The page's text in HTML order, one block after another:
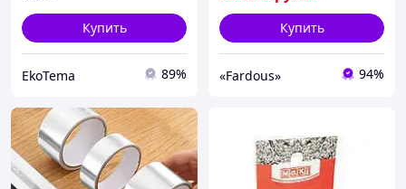
Купить
EkoTema 89%
Купить
«Fardous» 94%